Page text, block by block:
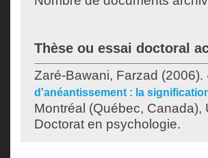
Thèse ou essai doctoral
Zaré-Bawani, Farzad (2006).
d'anéantissement : la
Montréal (Québec,
Doctorat en psychologie.